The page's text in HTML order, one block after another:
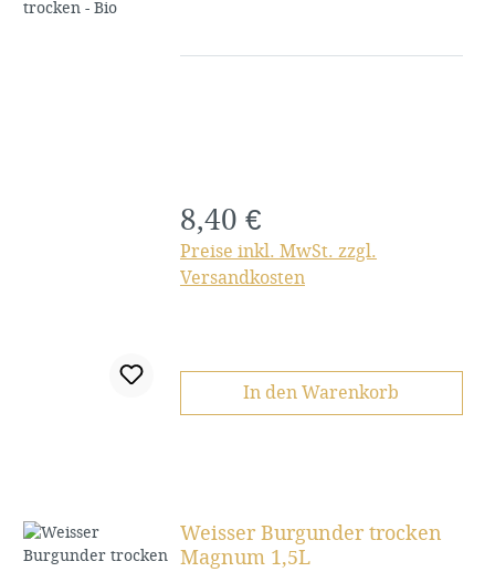
Regulärer Preis:
8,40 €
Preise inkl. MwSt. zzgl.
Versandkosten
In den Warenkorb
Weisser Burgunder trocken
Magnum 1,5L